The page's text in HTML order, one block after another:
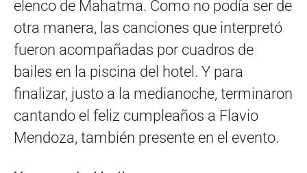
elenco de Mahatma. Como no podía ser de
otra manera, las canciones que interpretó
fueron acompañadas por cuadros de
bailes en la piscina del hotel. Y para
finalizar, justo a la medianoche, terminaron
cantando el feliz cumpleaños a Flavio
Mendoza, también presente en el evento.